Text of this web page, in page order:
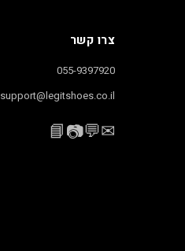
צרו קשר
055-9397920
support@legitshoes.co.il
✉
💬
📷
📘